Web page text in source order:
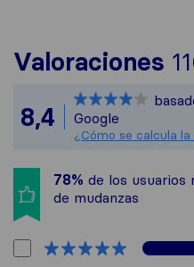
Valoraciones
8,4
Google
¿Cómo se calcula
78% de los usuarios
de mudanzas